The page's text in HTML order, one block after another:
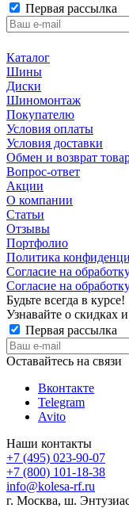
Первая рассылка
Каталог
Шины
Диски
Шиномонтаж
Покупателю
Условия оплаты
Условия доставки
Обмен и возврат
Вопрос-ответ
Акции
О компании
Статьи
Отзывы
Портфолио
Политика
Согласие на
Согласие на
Будьте всегда в курсе!
Узнавайте о скидках
Первая рассылка
Оставайтесь на связи
Вконтакте
Telegram
Avito
Наши контакты
+7 (495) 023-90-07
+7 (800) 101-18-38
info@kolesa-rf.ru
г. Москва, ш.